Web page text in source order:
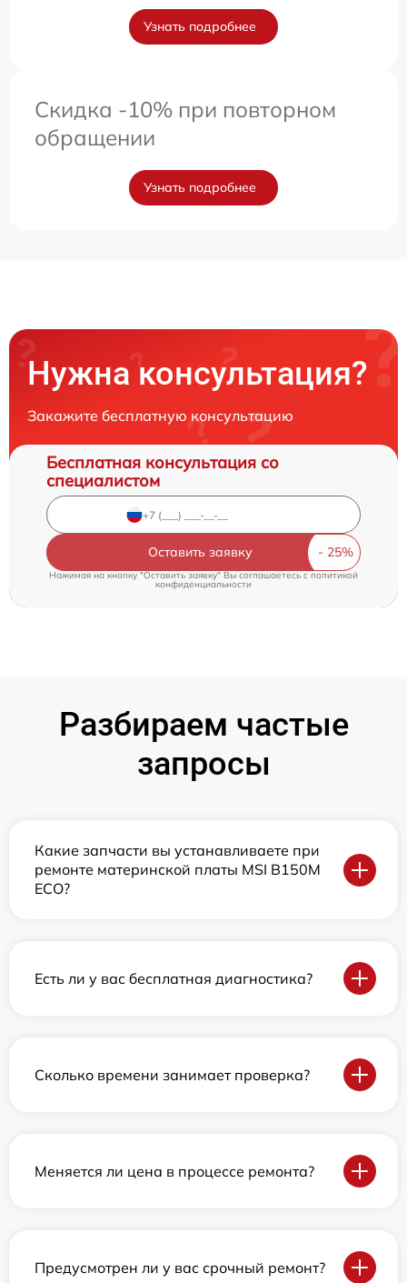
Узнать подробнее
Скидка -10% при повторном
обращении
Узнать подробнее
Нужна консультация?
Закажите бесплатную консультацию
Бесплатная консультация со
специалистом
Оставить заявку
Нажимая на кнопку "Оставить заявку" Вы соглашаетесь c политикой
конфиденциальности
Разбираем частые
запросы
Какие запчасти вы устанавливаете при
ремонте материнской платы MSI B150M
ECO?
Есть ли у вас бесплатная диагностика?
Сколько времени занимает проверка?
Меняется ли цена в процессе ремонта?
Предусмотрен ли у вас срочный ремонт?